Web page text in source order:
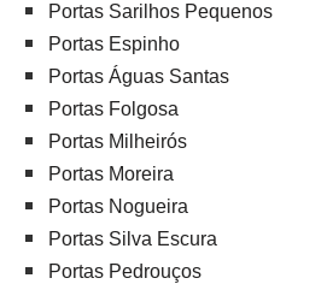
Portas Sarilhos Pequenos
Portas Espinho
Portas Águas Santas
Portas Folgosa
Portas Milheirós
Portas Moreira
Portas Nogueira
Portas Silva Escura
Portas Pedrouços